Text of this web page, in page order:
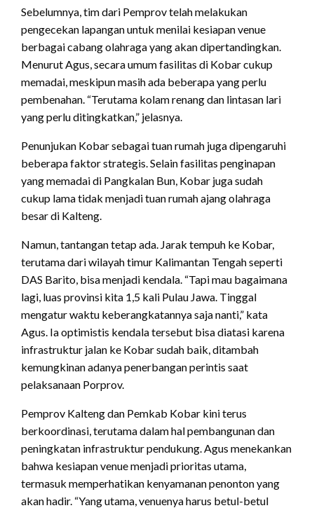
Sebelumnya, tim dari Pemprov telah melakukan
pengecekan lapangan untuk menilai kesiapan venue
berbagai cabang olahraga yang akan dipertandingkan.
Menurut Agus, secara umum fasilitas di Kobar cukup
memadai, meskipun masih ada beberapa yang perlu
pembenahan. “Terutama kolam renang dan lintasan lari
yang perlu ditingkatkan,” jelasnya.
Penunjukan Kobar sebagai tuan rumah juga dipengaruhi
beberapa faktor strategis. Selain fasilitas penginapan
yang memadai di Pangkalan Bun, Kobar juga sudah
cukup lama tidak menjadi tuan rumah ajang olahraga
besar di Kalteng.
Namun, tantangan tetap ada. Jarak tempuh ke Kobar,
terutama dari wilayah timur Kalimantan Tengah seperti
DAS Barito, bisa menjadi kendala. “Tapi mau bagaimana
lagi, luas provinsi kita 1,5 kali Pulau Jawa. Tinggal
mengatur waktu keberangkatannya saja nanti,” kata
Agus. Ia optimistis kendala tersebut bisa diatasi karena
infrastruktur jalan ke Kobar sudah baik, ditambah
kemungkinan adanya penerbangan perintis saat
pelaksanaan Porprov.
Pemprov Kalteng dan Pemkab Kobar kini terus
berkoordinasi, terutama dalam hal pembangunan dan
peningkatan infrastruktur pendukung. Agus menekankan
bahwa kesiapan venue menjadi prioritas utama,
termasuk memperhatikan kenyamanan penonton yang
akan hadir. “Yang utama, venuenya harus betul-betul